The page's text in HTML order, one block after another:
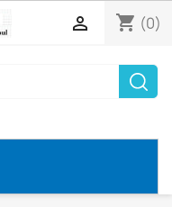
shopping_cart (0)
